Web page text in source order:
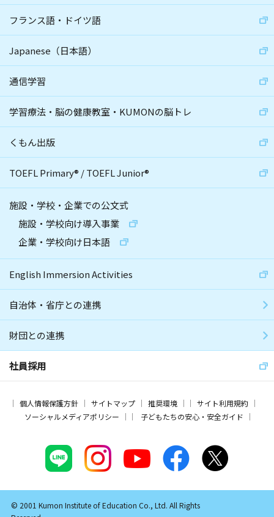
フランス語・ドイツ語
Japanese（日本語）
通信学習
学習療法・脳の健康教室・KUMONの脳トレ
くもん出版
TOEFL Primary® /TOEFL Junior®
施設・学校・企業での公文式
施設・学校向け導入事業
企業・学校向け日本語
English Immersion Activities
自治体・省庁との連携
財団との連携
社員採用
個人情報保護方針 サイトマップ 推奨環境
サイト利用規約
ソーシャルメディアポリシー
子どもたちの安心・安全ガイド
© 2001 Kumon Institute of Education Co., Ltd. All Rights